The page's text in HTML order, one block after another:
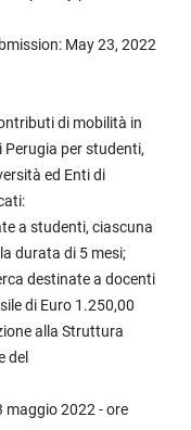
May 23, 2022
di mobilità in
per studenti,
ed Enti di
a studenti, ciascuna
durata di 5 mesi;
destinate a docenti
di Euro 1.250,00
alla Struttura
del
maggio 2022 - ore